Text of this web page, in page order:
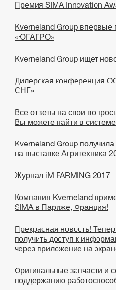
Премия SIMA Innovation
Kverneland Group впервые
«ЮГАГРО»
Kverneland Group ищет
Дилерская конференция
СНГ»
Все ответы на свои
Вы можете найти в
Kverneland Group
на выставке Агритехника
Журнал iM FARMING 2017
Компания Kverneland
SIMA в Париже, Франция!
Прекрасная новость!
получить доступ к
через приложение на
Оригинальные запчасти и
поддержанию